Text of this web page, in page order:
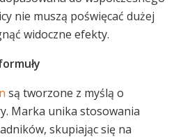
nie muszą poświęcać dużej
widoczne efekty.
są tworzone z myślą o
Marka unika stosowania
skupiając się na